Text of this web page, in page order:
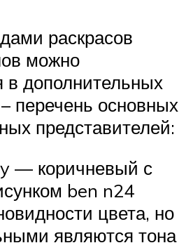
раскрасов
можно
в дополнительных
перечень основных
представителей:
— коричневый с
ben n24
цвета, но
являются тона